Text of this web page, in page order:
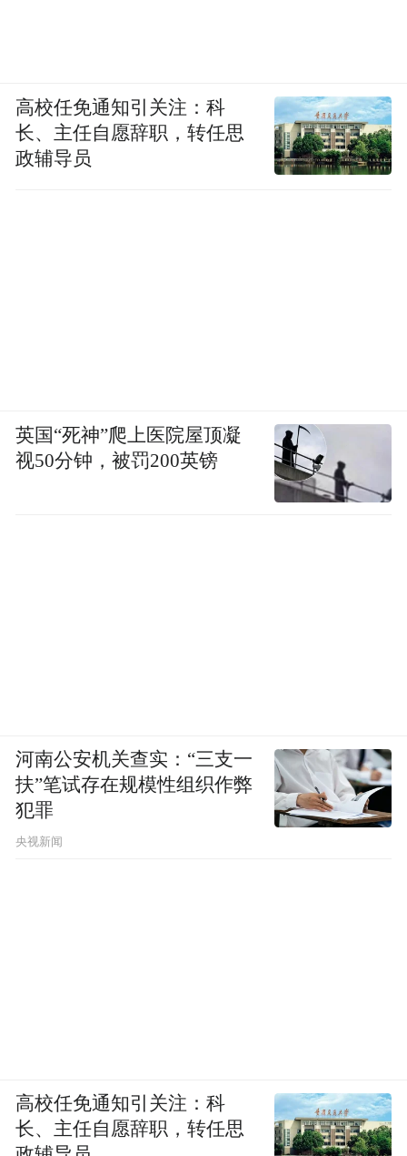
高校任免通知引关注：科
长、主任自愿辞职，转任思
政辅导员
英国“死神”爬上医院屋顶凝
视50分钟，被罚200英镑
河南公安机关查实：“三支一
扶”笔试存在规模性组织作弊
犯罪
央视新闻
高校任免通知引关注：科
长、主任自愿辞职，转任思